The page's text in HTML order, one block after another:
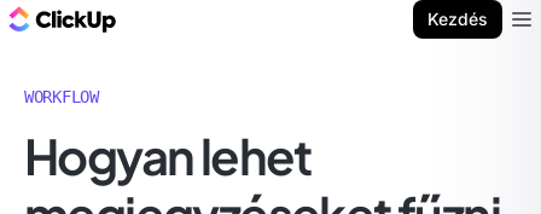
Kezdés
WORKFLOW
Hogyan lehet